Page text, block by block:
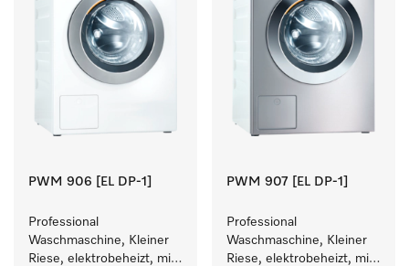
PWM 906 [EL DP-1]
Professional
Waschmaschine, Kleiner
Riese, elektrobeheizt, mit
PWM 907 [EL DP-1]
Professional
Waschmaschine, Kleiner
Riese, elektrobeheizt, mit